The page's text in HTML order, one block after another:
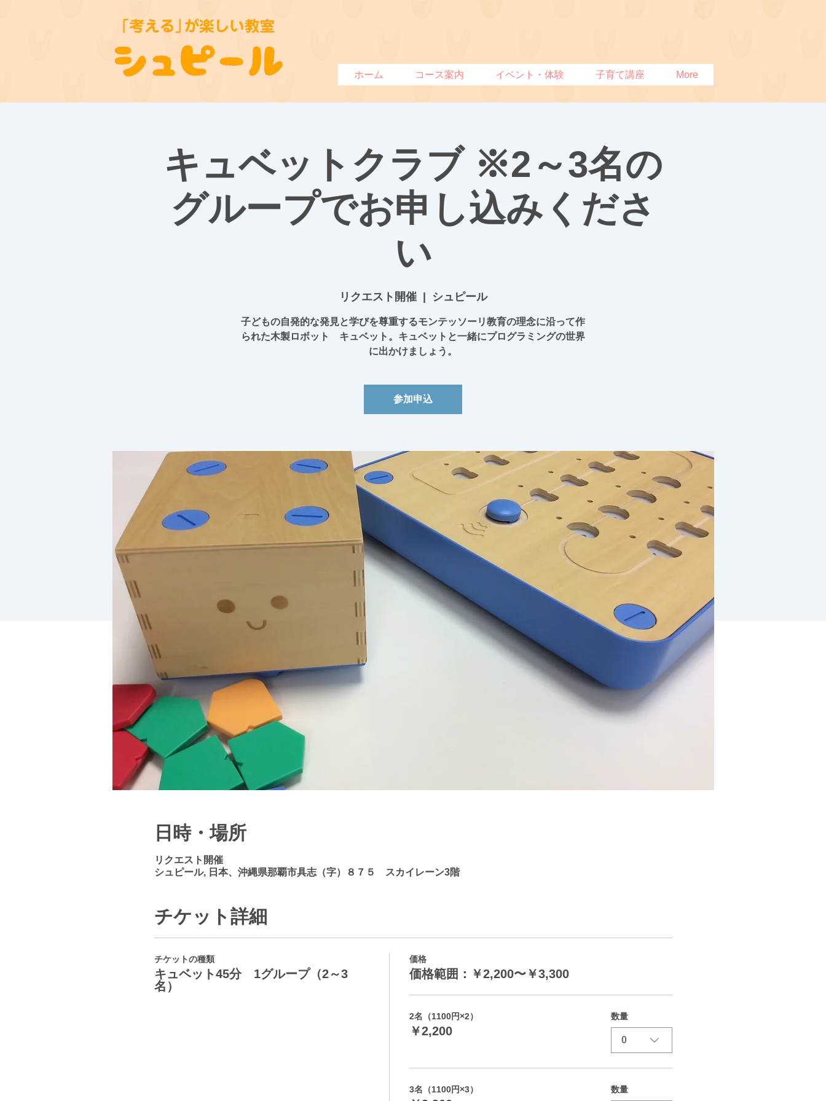
ホーム コース案内 イベント・体験 子育て講座 More
キュベットクラブ ※2～3名の
グループでお申し込みくださ
い
リクエスト開催
  |
シュピール
子どもの自発的な発見と学びを尊重するモンテッソーリ教育の理念に沿って作
られた木製ロボット キュベット。キュベットと一緒にプログラミングの世界
に出かけましょう。
参加申込
日時・場所
リクエスト開催
シュピール, 日本、沖縄県那覇市具志（字）８７５ スカイレーン3階
チケット詳細
チケットの種類
キュベット45分 1グループ（2～3
名）
価格
価格範囲：￥2,200〜￥3,300
2名（1100円×2）
￥2,200
数量
0
3名（1100円×3） 数量